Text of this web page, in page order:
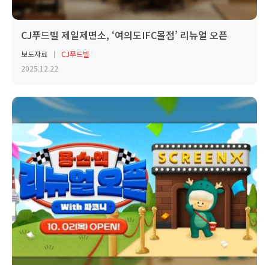
CJ푸드빌 제일제면소, ‘여의도IFC몰점’ 리뉴얼 오픈
보도자료
CJ푸드빌
2025.12.22